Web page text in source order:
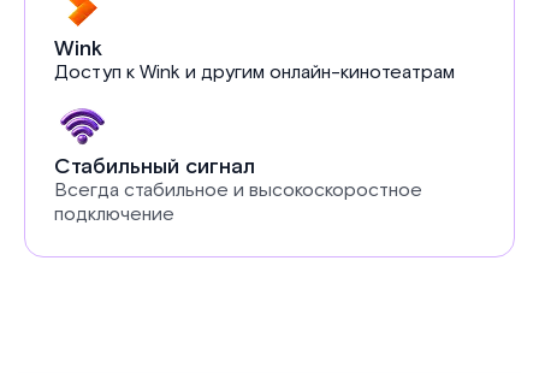
Wink
Доступ к Wink и другим онлайн-кинотеатрам
Стабильный сигнал
Всегда стабильное и высокоскоростное
подключение